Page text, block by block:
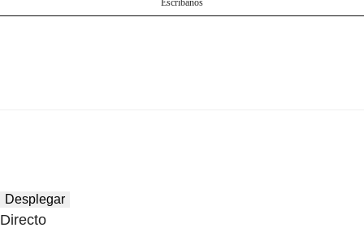
Escríbanos
Desplegar
Directo